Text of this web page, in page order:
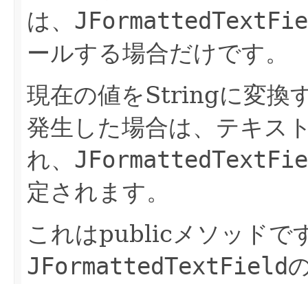
は、
ールする場合だけです。
現在の値をStringに変換
発生した場合は、テキス
れ、
定されます。
これはpublicメソッドで
JFormattedTextField